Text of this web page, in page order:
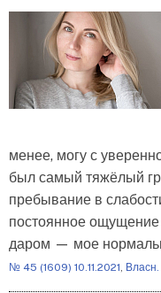
менее, могу с
был самый тяжёлый
пребывание в
постоянное
даром — мое
№ 45 (1609) 10.11.2021, Власн.